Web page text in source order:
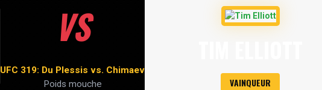
VS
UFC 319: Du Plessis vs. Chimaev
Poids mouche
VAINQUEUR